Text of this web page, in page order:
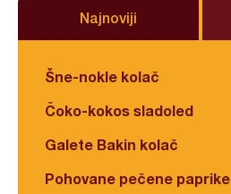
Najnoviji
Šne-nokle kolač
Čoko-kokos sladoled
Galete Bakin kolač
Pohovane pečene paprike